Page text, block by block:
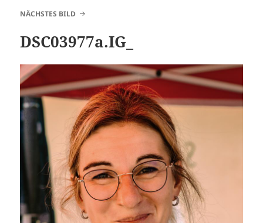
NÄCHSTES BILD
DSC03977a.IG_